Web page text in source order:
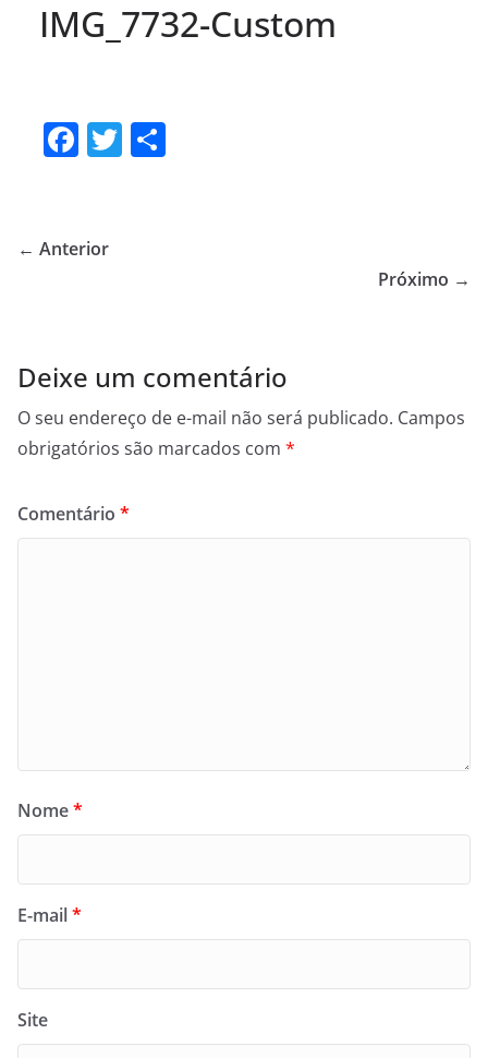
IMG_7732-Custom
F
e
k
T
← Anterior
Próximo →
Deixe um comentário
O seu endereço de e-mail não será publicado. Campos
obrigatórios são marcados com *
Comentário *
Nome*
E-mail*
Site